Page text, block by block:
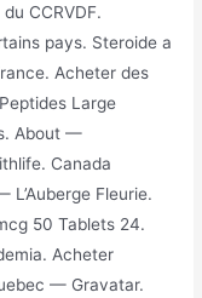
CCRVDF.
pays. Steroide a
Acheter des
Large
About —
Canada
Fleurie.
50 Tablets 24.
Acheter
— Gravatar.